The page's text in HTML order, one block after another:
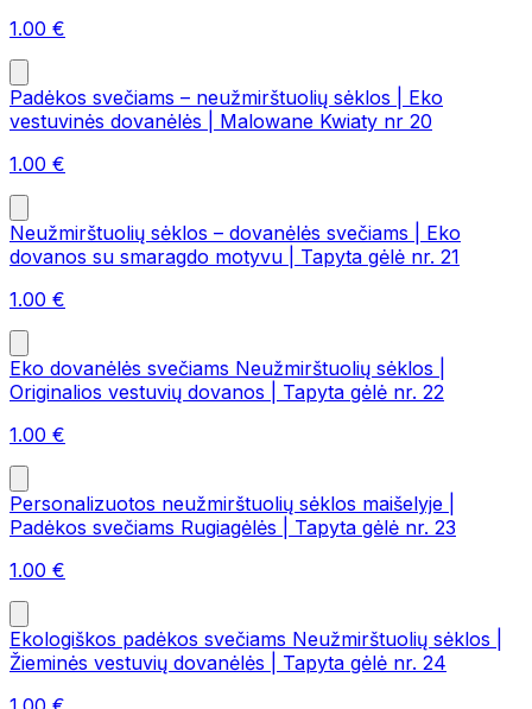
1.00 €
Padėkos svečiams – neužmirštuolių sėklos | Eko
vestuvinės dovanėlės | Malowane Kwiaty nr 20
1.00 €
Neužmirštuolių sėklos – dovanėlės svečiams | Eko
dovanos su smaragdo motyvu | Tapyta gėlė nr. 21
1.00 €
Eko dovanėlės svečiams Neužmirštuolių sėklos |
Originalios vestuvių dovanos | Tapyta gėlė nr. 22
1.00 €
Personalizuotos neužmirštuolių sėklos maišelyje |
Padėkos svečiams Rugiagėlės | Tapyta gėlė nr. 23
1.00 €
Ekologiškos padėkos svečiams Neužmirštuolių sėklos |
Žieminės vestuvių dovanėlės | Tapyta gėlė nr. 24